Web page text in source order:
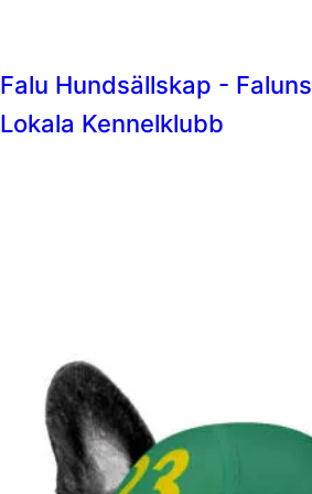
Falu Hundsällskap - Faluns
Lokala Kennelklubb